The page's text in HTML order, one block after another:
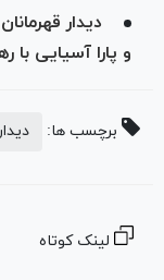
دیدار
و پارا آسیایی با
برچسب ها: دیدار
لینک کوتاه